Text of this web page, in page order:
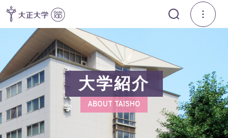
大学紹介
ABOUT TAISHO